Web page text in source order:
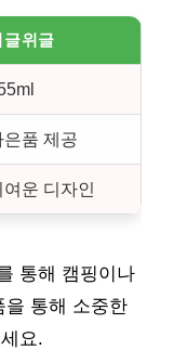
글위글
은품 제공
여운 디자인
통해 캠핑이나
을 통해 소중한
요.